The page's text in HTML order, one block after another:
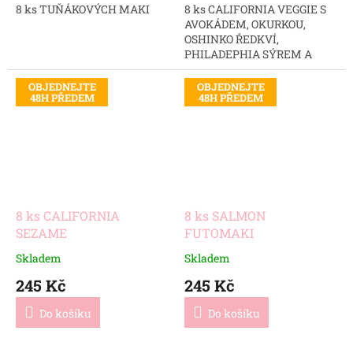
8 ks TUŇÁKOVÝCH MAKI
8 ks CALIFORNIA VEGGIE S
AVOKÁDEM, OKURKOU,
OSHINKO ŘEDKVÍ,
PHILADEPHIA SÝREM A
PRAŽENÝM SEZEMAM
OBJEDNEJTE
48H PŘEDEM
8 ks CALIFORNIA
SEZAME
Skladem
245 Kč
Do košíku
OBJEDNEJTE
48H PŘEDEM
8 ks SALMON
FUTOMAKI
Skladem
245 Kč
Do košíku